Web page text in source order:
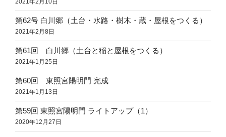
2021年2月10日
第62号 白川郷（土台・水路・樹木・蔵・屋根をつくる）
2021年2月8日
第61回 白川郷（土台と稲と屋根をつくる）
2021年1月25日
第60回 東照宮陽明門 完成
2021年1月13日
第59回 東照宮陽明門 ライトアップ（1）
2020年12月27日